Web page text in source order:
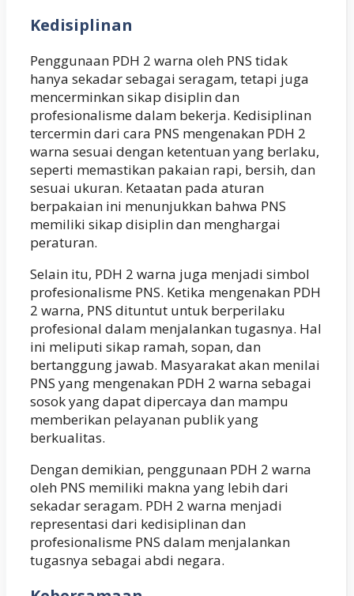
Kedisiplinan
Penggunaan PDH 2 warna oleh PNS tidak
hanya sekadar sebagai seragam, tetapi juga
mencerminkan sikap disiplin dan
profesionalisme dalam bekerja. Kedisiplinan
tercermin dari cara PNS mengenakan PDH 2
warna sesuai dengan ketentuan yang berlaku,
seperti memastikan pakaian rapi, bersih, dan
sesuai ukuran. Ketaatan pada aturan
berpakaian ini menunjukkan bahwa PNS
memiliki sikap disiplin dan menghargai
peraturan.
Selain itu, PDH 2 warna juga menjadi simbol
profesionalisme PNS. Ketika mengenakan PDH
2 warna, PNS dituntut untuk berperilaku
profesional dalam menjalankan tugasnya. Hal
ini meliputi sikap ramah, sopan, dan
bertanggung jawab. Masyarakat akan menilai
PNS yang mengenakan PDH 2 warna sebagai
sosok yang dapat dipercaya dan mampu
memberikan pelayanan publik yang
berkualitas.
Dengan demikian, penggunaan PDH 2 warna
oleh PNS memiliki makna yang lebih dari
sekadar seragam. PDH 2 warna menjadi
representasi dari kedisiplinan dan
profesionalisme PNS dalam menjalankan
tugasnya sebagai abdi negara.